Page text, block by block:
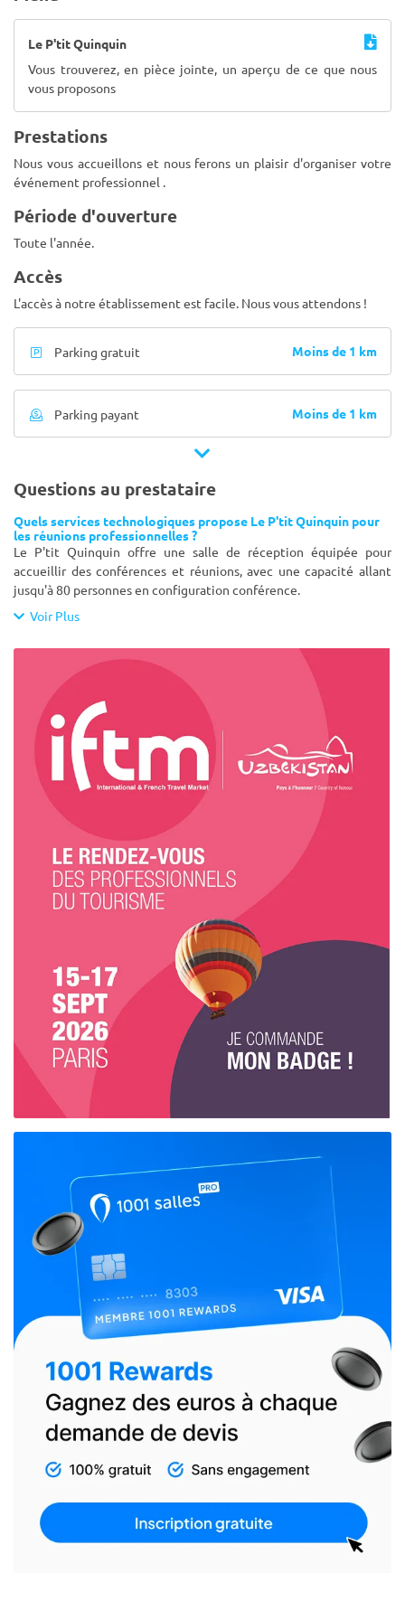
Le P'tit Quinquin
Vous trouverez, en pièce jointe, un aperçu de ce que nous
vous proposons
Prestations
Nous vous accueillons et nous ferons un plaisir d'organiser votre
événement professionnel .
Période d'ouverture
Toute l'année.
Accès
L'accès à notre établissement est facile. Nous vous attendons !
Parking gratuit Moins de 1 km
Parking payant Moins de 1 km
Questions au prestataire
Quels services technologiques propose Le P'tit Quinquin pour
les réunions professionnelles ?
Le P'tit Quinquin offre une salle de réception équipée pour
accueillir des conférences et réunions, avec une capacité allant
jusqu'à 80 personnes en configuration conférence.
Voir Plus